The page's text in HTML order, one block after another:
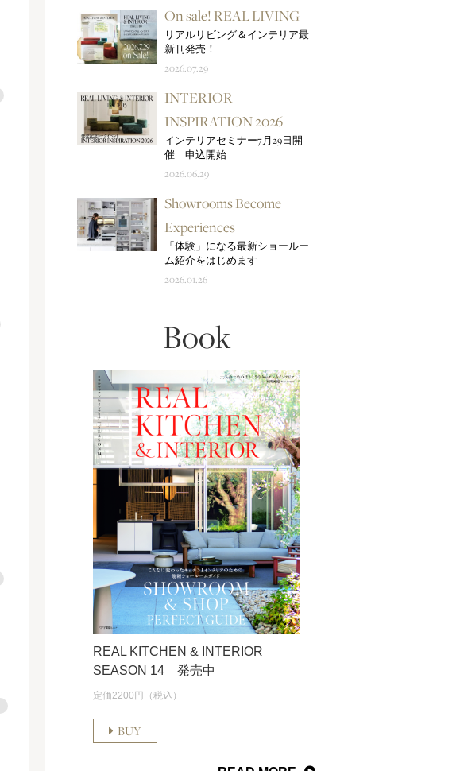
On sale! REAL LIVING
リアルリビング＆インテリア最
新刊発売！
2026.07.29
INTERIOR
INSPIRATION 2026
インテリアセミナー7月29日開
催 申込開始
2026.06.29
Showrooms Become
Experiences
「体験」になる最新ショールー
ム紹介をはじめます
2026.01.26
Book
REAL KITCHEN & INTERIOR
SEASON 14 発売中
定価2200円（税込）
BUY